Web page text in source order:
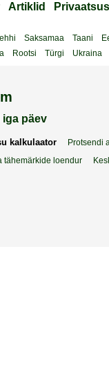
Artiklid Privaatsus
Saksamaa Taani
Rootsi Türgi Ukraina
päev
kalkulaator Protsendi
tähemärkide loendur